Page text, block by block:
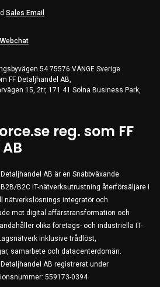
Sales Email
Webchat
54 75576 VÄNGE Sverige
FF Detaljhandel AB,
15, 2tr, 171 41 Solna Business Park,
reg. som FF
AB är en Snabbväxande
B2C IT-nätverksutrustning återförsäljare i
nätverkslösnings integratör och
mot digital affärstransformation och
olika företags- och industriella IT-
inklusive trådlöst,
samarbete och datacenterdomän.
AB registrerat under
559173-0394